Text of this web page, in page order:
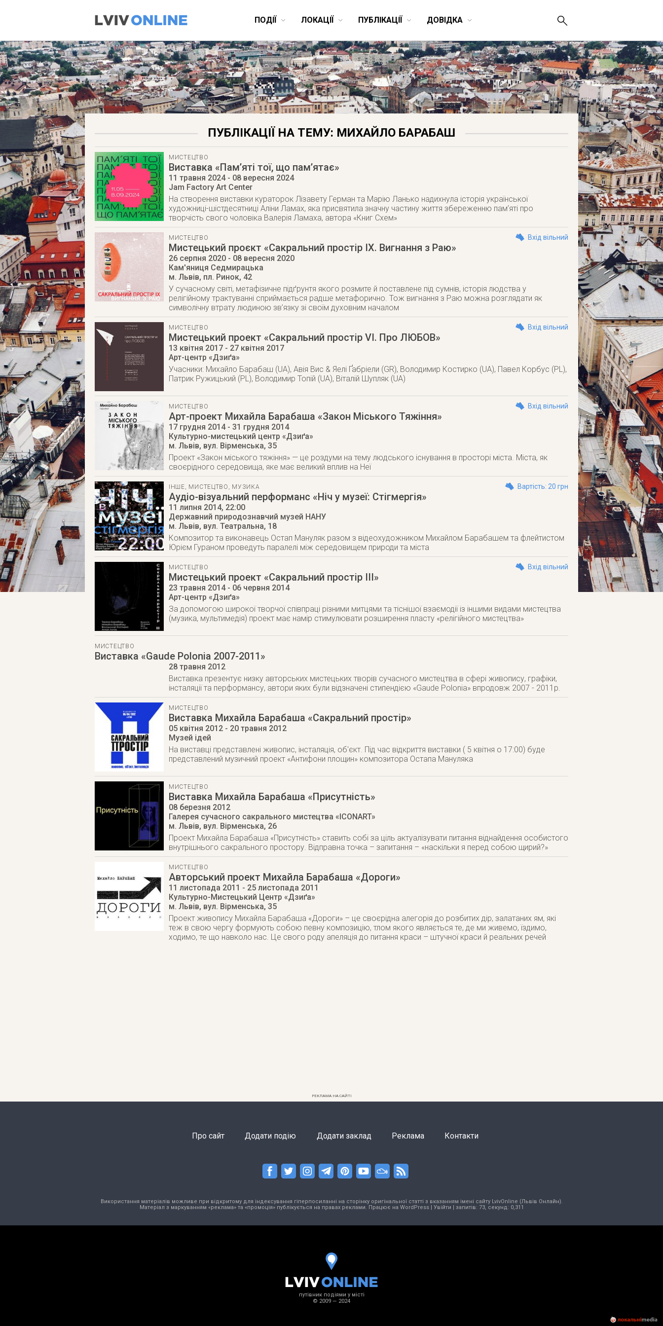
ПОДІЇ ЛОКАЦІЇ ПУБЛІКАЦІЇ ДОВІДКА
ПУБЛІКАЦІЇ НА ТЕМУ: МИХАЙЛО БАРАБАШ
МИСТЕЦТВО
Виставка «Пам’яті тої, що пам’ятає»
11 травня 2024- 08 вересня 2024
Jam Factory Art Center
На створення виставки кураторок Лізавету Герман та Марію Ланько надихнула історія української
художниці-шістдесятниці Аліни Ламах, яка присвятила значну частину життя збереженню пам’яті про
творчість свого чоловіка Валерія Ламаха, автора «Книг Схем»
МИСТЕЦТВО Вхід вільний
Мистецький проєкт «Сакральний простір IX. Вигнання з Раю»
26 серпня 2020 - 08 вересня 2020
Кам'яниця Седмирацька
м. Львів, пл. Ринок, 42
У сучасному світі, метафізичне підґрунтя якого розмите й поставлене під сумнів, історія людства у
релігійному трактуванні сприймається радше метафорично. Тож вигнання з Раю можна розглядати як
символічну втрату людиною зв’язку зі своїм духовним началом
МИСТЕЦТВО Вхід вільний
Мистецький проект «Сакральний простір VI. Про ЛЮБОВ»
13 квітня 2017 - 27 квітня 2017
Арт-центр «Дзиґа»
Учасники: Михайло Барабаш (UA), Авія Вис & Яелі Ґабріели (GR), Володимир Костирко (UA), Павел Корбус (PL),
Патрик Ружицький (PL), Володимир Топій (UA), Віталій Шупляк (UA)
МИСТЕЦТВО Вхід вільний
Арт-проект Михайла Барабаша «Закон Міського Тяжіння»
17 грудня 2014- 31 грудня 2014
Культурно-мистецький центр «Дзиґа»
м. Львів, вул. Вірменська, 35
Проект «Закон міського тяжіння» — це роздуми на тему людського існування в просторі міста. Міста, як
своєрідного середовища, яке має великий вплив на Неї
ІНШЕ, МИСТЕЦТВО , МУЗИКА Вартість: 20 грн
Аудіо-візуальний перформанс «Ніч у музеї: Стігмергія»
11 липня 2014, 22:00
Державний природознавчий музей НАНУ
м. Львів, вул. Театральна, 18
Композитор та виконавець Остап Мануляк разом з відеохудожником Михайлом Барабашем та флейтистом
Юрієм Гураном проведуть паралелі між середовищем природи та міста
МИСТЕЦТВО Вхід вільний
Мистецький проект «Сакральний простір ІІІ»
23 травня 2014- 06 червня 2014
Арт-центр «Дзиґа»
За допомогою широкої творчої співпраці різними митцями та тіснішої взаємодії із іншими видами мистецтва
(музика, мультимедія) проект має намір стимулювати розширення пласту «релігійного мистецтва»
МИСТЕЦТВО
Виставка «Gaude Polonia 2007-2011»
28 травня 2012
Виставка презентує низку авторських мистецьких творів сучасного мистецтва в сфері живопису, графіки,
інсталяції та перформансу, автори яких були відзначені стипендією «Gaude Polonia» впродовж 2007 - 2011р.
МИСТЕЦТВО
Виставка Михайла Барабаша «Сакральний простір»
05 квітня 2012 - 20 травня 2012
Музей ідей
На виставці представлені живопис, інсталяція, об'єкт. Під час відкриття виставки ( 5 квітня о 17:00) буде
представлений музичний проект «Антифони площин» композитора Остапа Мануляка
МИСТЕЦТВО
Виставка Михайла Барабаша «Присутність»
08 березня 2012
Галерея сучасного сакрального мистецтва «ICONART»
м. Львів, вул. Вірменська, 26
Проект Михайла Барабаша «Присутність» ставить собі за ціль актуалізувати питання віднайдення особистого
внутрішнього сакрального простору. Відправна точка – запитання – «наскільки я перед собою щирий?»
МИСТЕЦТВО
Авторський проект Михайла Барабаша «Дороги»
11 листопада 2011 - 25 листопада 2011
Культурно-Мистецький Центр «Дзиґа»
м. Львів, вул. Вірменська, 35
Проект живопису Михайла Барабаша «Дороги» – це своєрідна алегорія до розбитих дір, залатаних ям, які
теж в свою чергу формують собою певну композицію, тлом якого являється те, де ми живемо, їздимо,
ходимо, те що навколо нас. Це свого роду апеляція до питання краси – штучної краси й реальних речей
РЕКЛАМА НА САЙТІ
Про сайт Додати подію Додати заклад Реклама Контакти
Використання матеріалів можливе при відкритому для індексування гіперпосиланні на сторінку оригінальної статті з вказанням імені сайту LvivOnline (Львів Онлайн).
Матеріал з маркуванням «реклама» та «промоція» публікується на правах реклами. Працює на WordPress| Увійти | запитів: 73, секунд: 0,311
путівник подіями у місті
© 2009 — 2024